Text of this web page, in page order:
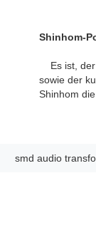
Shinhom-
Es ist, der
sowie der
Shinhom
smd audio